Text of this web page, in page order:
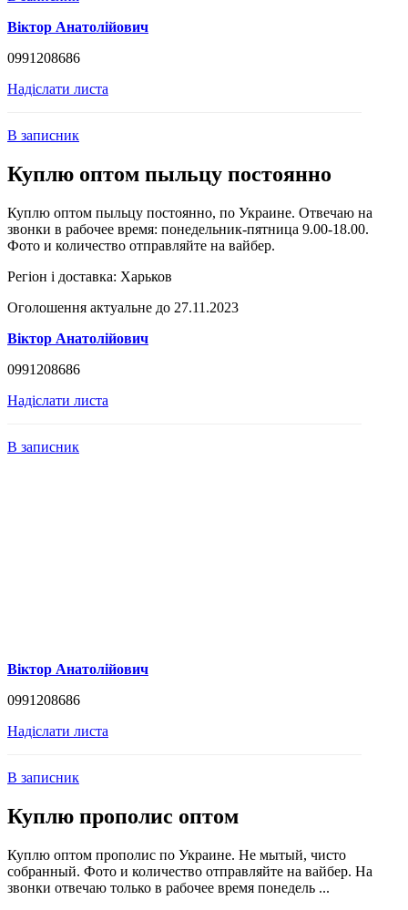
Віктор Анатолійович
0991208686
Надіслати листа
В записник
Куплю оптом пыльцу постоянно
Куплю оптом пыльцу постоянно, по Украине. Отвечаю на
звонки в рабочее время: понедельник-пятница 9.00-18.00.
Фото и количество отправляйте на вайбер.
Регіон і доставка: Харьков
Оголошення актуальне до 27.11.2023
Віктор Анатолійович
0991208686
Надіслати листа
В записник
Віктор Анатолійович
0991208686
Надіслати листа
В записник
Куплю прополис оптом
Куплю оптом прополис по Украине. Не мытый, чисто
собранный. Фото и количество отправляйте на вайбер. На
звонки отвечаю только в рабочее время понедель ...